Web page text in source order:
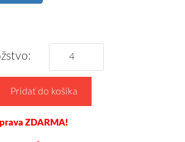
Pridať do košíka
ZDARMA!